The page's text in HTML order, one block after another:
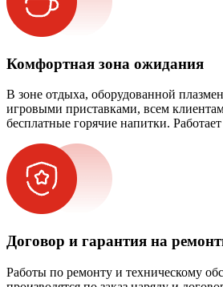
Комфортная зона ожидания
В зоне отдыха, оборудованной
игровыми приставками, всем
бесплатные горячие напитки.
Договор и гарантия на
Работы по ремонту и техническому